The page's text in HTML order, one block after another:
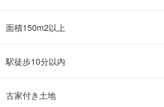
面積150m2以上
駅徒歩10分以内
古家付き土地